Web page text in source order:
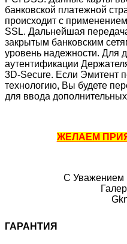
банковской платежной
происходит с
SSL. Дальнейшая
закрытым банковским
уровень надежности. Для
аутентификации
3D-Secure. Если Эмитент
технологию, Вы будете
для ввода
ЖЕЛАЕМ
С Уважением
ГАРАНТИЯ